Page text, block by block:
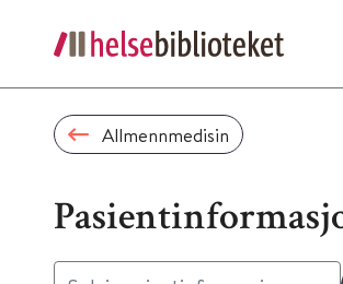
Allmennmedisin